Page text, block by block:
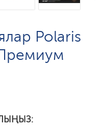
Polaris